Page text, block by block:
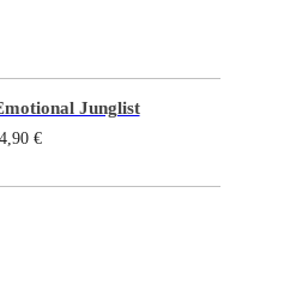
Junglist
€